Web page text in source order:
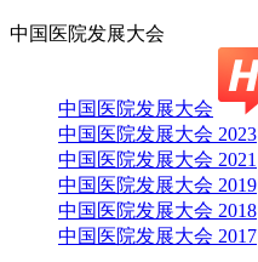
中国医院发展大会
中国医院发展大会
中国医院发展大会 2023
中国医院发展大会 2021
中国医院发展大会 2019
中国医院发展大会 2018
中国医院发展大会 2017